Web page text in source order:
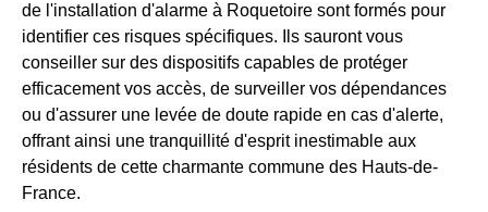
de l'installation d'alarme à Roquetoire sont formés pour
identifier ces risques spécifiques. Ils sauront vous
conseiller sur des dispositifs capables de protéger
efficacement vos accès, de surveiller vos dépendances
ou d'assurer une levée de doute rapide en cas d'alerte,
offrant ainsi une tranquillité d'esprit inestimable aux
résidents de cette charmante commune des Hauts-de-
France.